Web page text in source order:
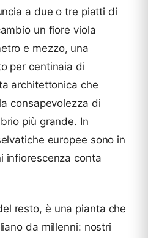
a due o tre piatti di
un fiore viola
e mezzo, una
per centinaia di
architettonica che
consapevolezza di
più grande. In
europee sono in
infiorescenza conta
resto, è una pianta che
da millenni: nostri